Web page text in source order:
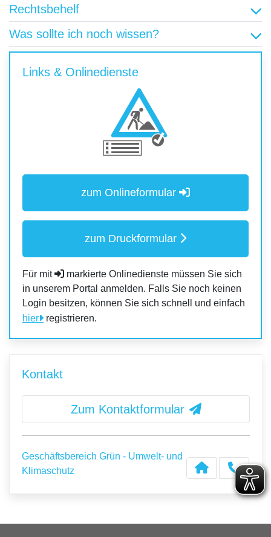
Rechtsbehelf
Was sollte ich noch wissen?
Links & Onlinedienste
zum Onlineformular
zum Druckformular
Für mit
markierte Onlinedienste müssen Sie sich
in unserem Portal anmelden. Falls Sie noch keinen
Login besitzen, können Sie sich schnell und einfach
hier
registrieren.
Kontakt
Zum Kontaktformular
Geschäftsbereich Grün - Umwelt- und
Klimaschutz